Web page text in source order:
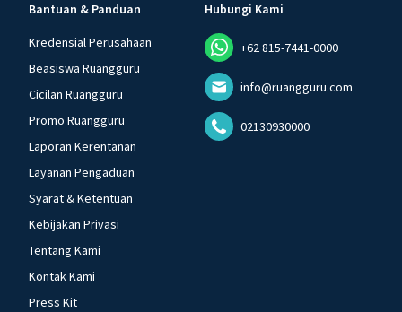
Bantuan & Panduan
Kredensial Perusahaan
Beasiswa Ruangguru
Cicilan Ruangguru
Promo Ruangguru
Laporan Kerentanan
Layanan Pengaduan
Syarat & Ketentuan
Kebijakan Privasi
Tentang Kami
Kontak Kami
Press Kit
Hubungi Kami
+62 815-7441-0000
info@ruangguru.com
02130930000